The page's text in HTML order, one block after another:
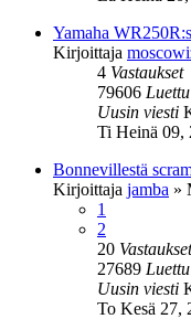
Yamaha
Kirjoittaja
4 Vastaukset
79606 Luettu
Uusin viesti
Ti Heinä 09,
Bonnevillestä
Kirjoittaja jamba »
1
2
20 Vastaukset
27689 Luettu
Uusin viesti
To Kesä 27,